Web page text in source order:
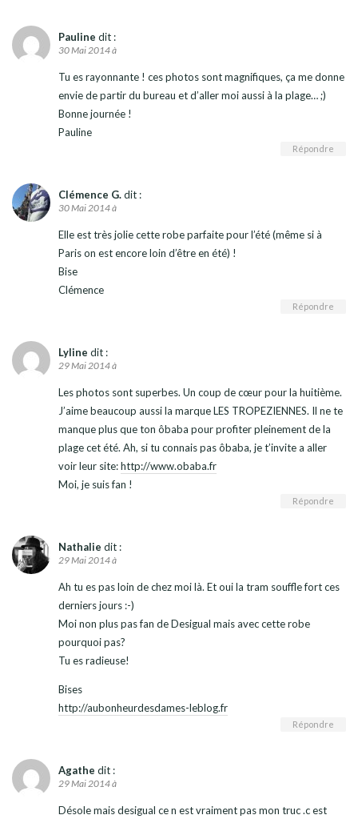
Pauline dit :
30 Mai 2014 à
Tu es rayonnante ! ces photos sont magnifiques, ça me donne
envie de partir du bureau et d’aller moi aussi à la plage… ;)
Bonne journée !
Pauline
Répondre
Clémence G.dit :
30 Mai 2014 à
Elle est très jolie cette robe parfaite pour l’été (même si à
Paris on est encore loin d’être en été) !
Bise
Clémence
Répondre
Lyline dit :
29 Mai 2014 à
Les photos sont superbes. Un coup de cœur pour la huitième.
J’aime beaucoup aussi la marque LES TROPEZIENNES. Il ne te
manque plus que ton ôbaba pour profiter pleinement de la
plage cet été. Ah, si tu connais pas ôbaba, je t’invite a aller
voir leur site:http://www.obaba.fr
Moi, je suis fan !
Répondre
Nathalie dit :
29 Mai 2014 à
Ah tu es pas loin de chez moi là. Et oui la tram souffle fort ces
derniers jours :-)
Moi non plus pas fan de Desigual mais avec cette robe
pourquoi pas?
Tu es radieuse!
Bises
http://aubonheurdesdames-leblog.fr
Répondre
Agathe dit :
29 Mai 2014 à
Désole mais desigual ce n est vraiment pas mon truc .c est